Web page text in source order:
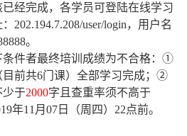
经完成，各学员可登陆在线学习
202.194.7.208/user/login，用户名
。
件者最终培训成绩为不合格：①
目前共6门课）全部学习完成；②
少于2000字且查重率须不高于
年11月07日（周四）22点前。